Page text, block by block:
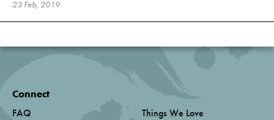
23 Feb, 2019
Connect
FAQ
Things We Love